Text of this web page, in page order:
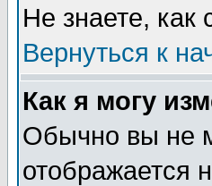
Не знаете, как
Вернуться к
Как я могу
Обычно вы не
отображается